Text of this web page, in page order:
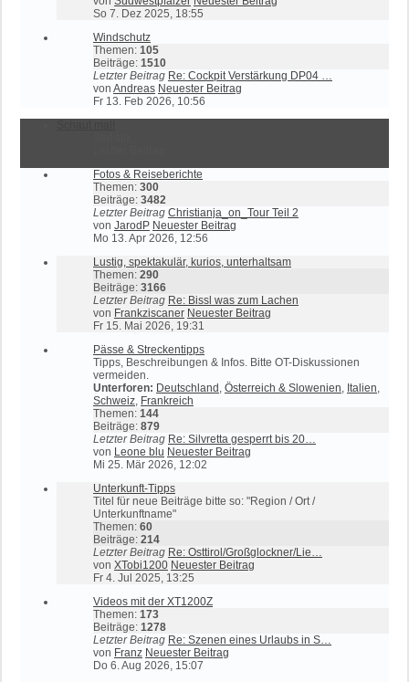
So 7. Dez 2025, 18:55
Windschutz
Themen: 105
Beiträge: 1510
Letzter Beitrag Re: Cockpit Verstärkung DP04 …
von Andreas Neuester Beitrag
Fr 13. Feb 2026, 10:56
Fotos & Reiseberichte
Themen: 300
Beiträge: 3482
Letzter Beitrag Christianja_on_Tour Teil 2
von JarodP Neuester Beitrag
Mo 13. Apr 2026, 12:56
Lustig, spektakulär, kurios, unterhaltsam
Themen: 290
Beiträge: 3166
Letzter Beitrag Re: Bissl was zum Lachen
von Frankziscaner Neuester Beitrag
Fr 15. Mai 2026, 19:31
Pässe & Streckentipps
Tipps, Beschreibungen & Infos. Bitte OT-Diskussionen
vermeiden.
Unterforen: Deutschland , Österreich & Slowenien, Italien,
Schweiz, Frankreich
Themen: 144
Beiträge: 879
Letzter Beitrag Re: Silvretta gesperrt bis 20…
von Leone blu Neuester Beitrag
Mi 25. Mär 2026, 12:02
Unterkunft-Tipps
Titel für neue Beiträge bitte so: "Region / Ort /
Unterkunftname"
Themen: 60
Beiträge: 214
Letzter Beitrag Re: Osttirol/Großglockner/Lie…
von XTobi1200 Neuester Beitrag
Fr 4. Jul 2025, 13:25
Videos mit der XT1200Z
Themen: 173
Beiträge: 1278
Letzter Beitrag Re: Szenen eines Urlaubs in S…
von Franz Neuester Beitrag
Do 6. Aug 2026, 15:07